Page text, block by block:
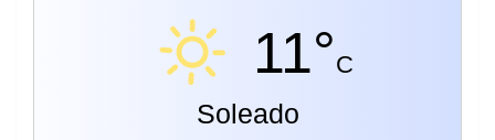
11°C
Soleado